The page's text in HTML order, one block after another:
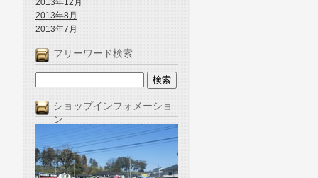
2013年12月
2013年8月
2013年7月
フリーワード検索
ショップインフォメーショ
ン